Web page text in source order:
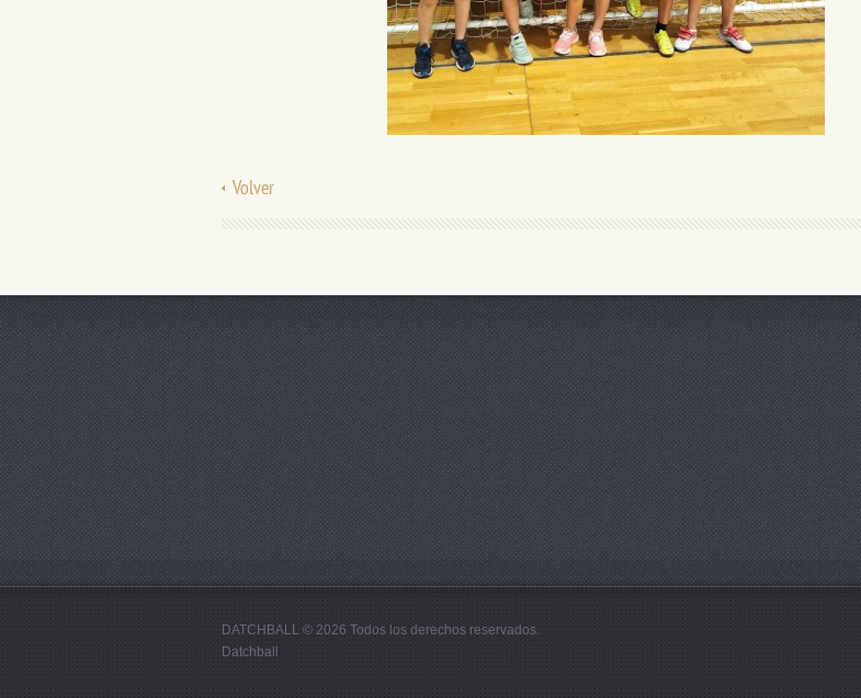
Volver
DATCHBALL © 2026 Todos los derechos reservados.
Datchball